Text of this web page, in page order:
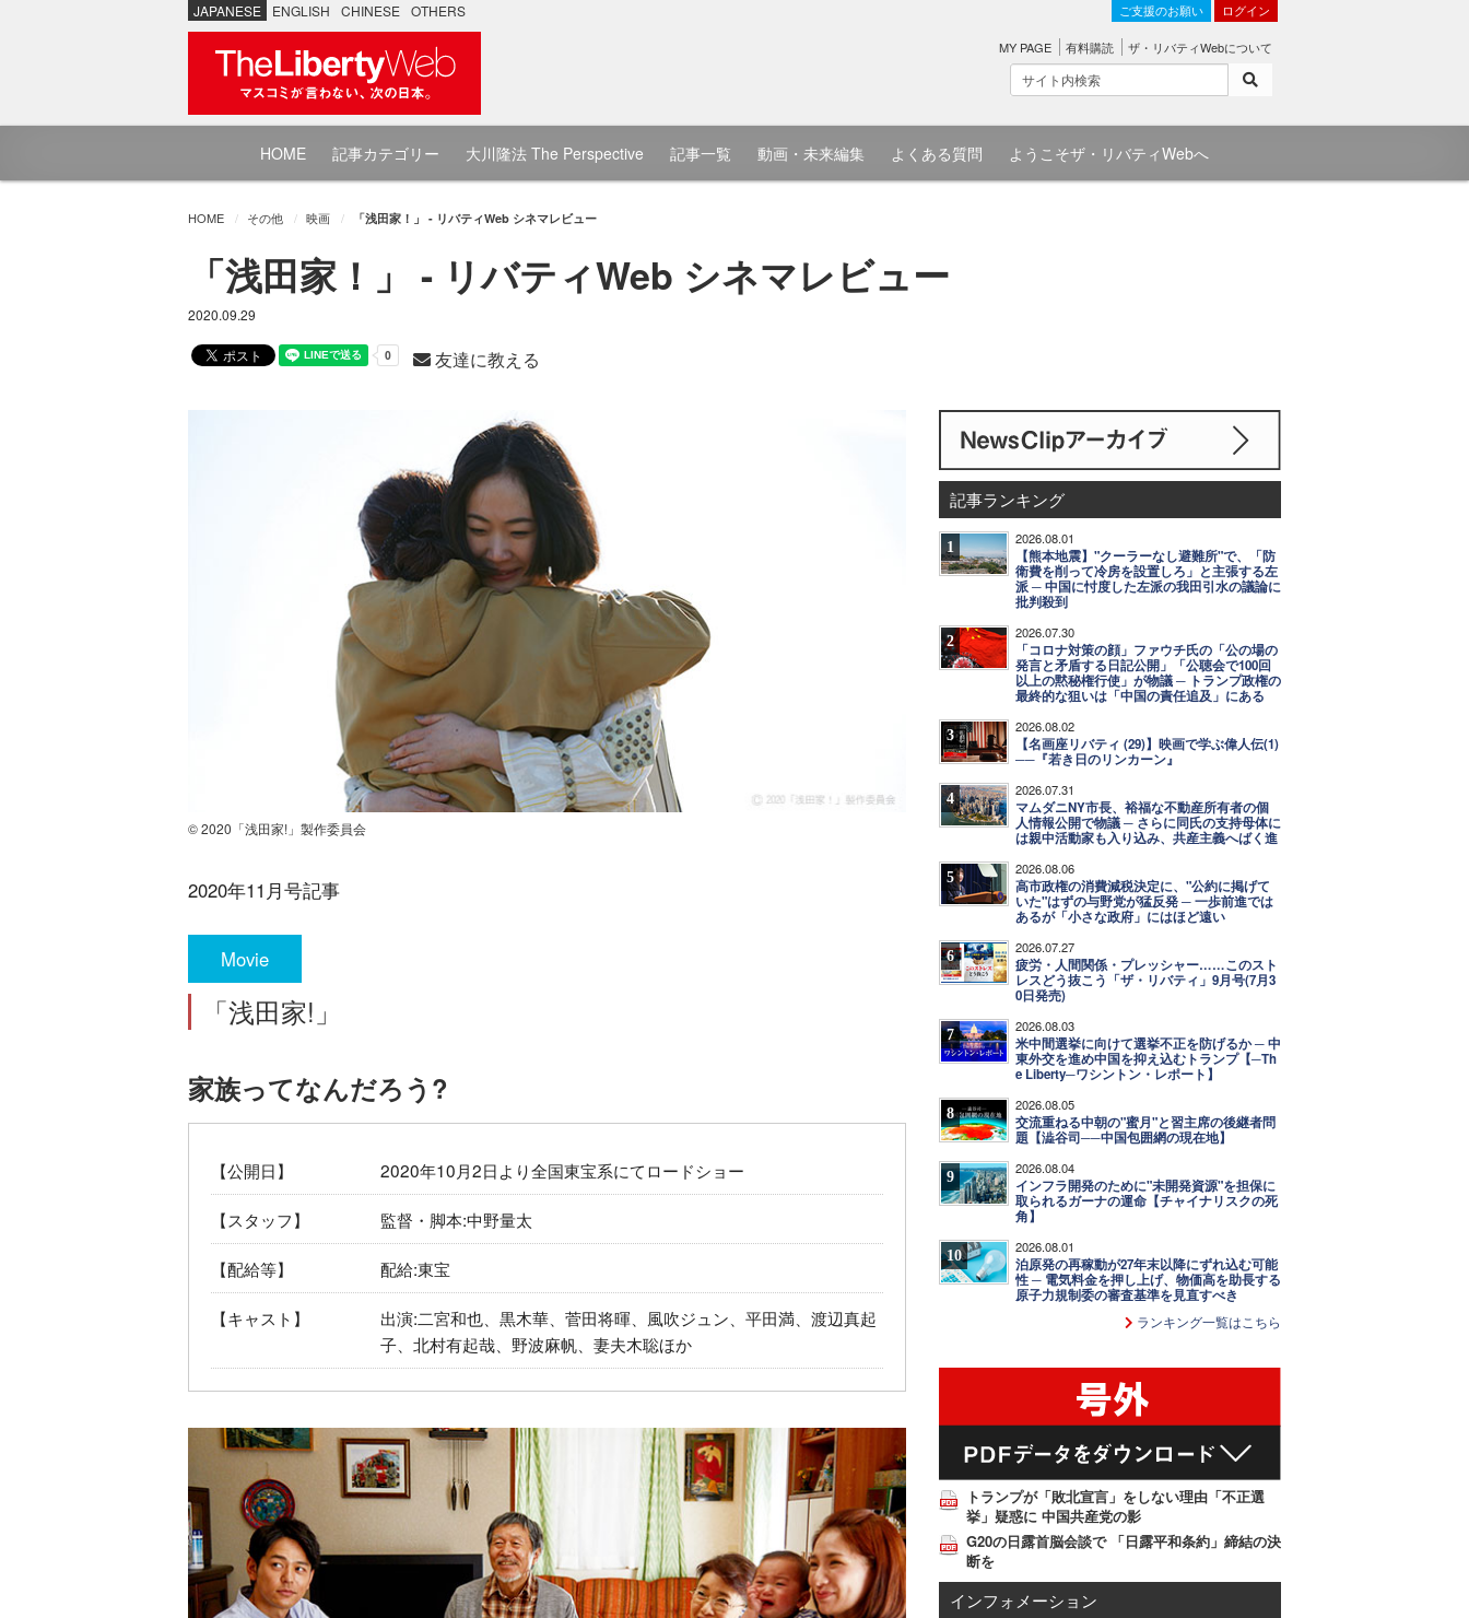
JAPANESE ENGLISH CHINESE OTHERS ご支援のお願い ログイン
MY PAGE 有料購読 ザ・リバティWebについて
HOME 記事カテゴリー 大川隆法 The Perspective 記事一覧 動画・未来編集 よくある質問 ようこそザ・リバティWebへ
HOME その他 映画 「浅田家！」 - リバティWeb シネマレビュー
「浅田家！」 - リバティWeb シネマレビュー
2020.09.29
友達に教える
© 2020「浅田家!」製作委員会
2020年11月号記事
Movie
「浅田家!」
家族ってなんだろう?
【公開日】 2020年10月2日より全国東宝系にてロードショー
【スタッフ】 監督・脚本:中野量太
【配給等】 配給:東宝
【キャスト】
出演:二宮和也、黒木華、菅田将暉、風吹ジュン、平田満、渡辺真起
子、北村有起哉、野波麻帆、妻夫木聡ほか
記事ランキング
1 2026.08.01
【熊本地震】"クーラーなし避難所"で、「防
衛費を削って冷房を設置しろ」と主張する左
派 ─ 中国に忖度した左派の我田引水の議論に
批判殺到
2 2026.07.30
「コロナ対策の顔」ファウチ氏の「公の場の
発言と矛盾する日記公開」「公聴会で100回
以上の黙秘権行使」が物議 ─ トランプ政権の
最終的な狙いは「中国の責任追及」にある
3 2026.08.02
【名画座リバティ (29)】映画で学ぶ偉人伝(1)
──『若き日のリンカーン』
4 2026.07.31
マムダニNY市長、裕福な不動産所有者の個
人情報公開で物議 ─ さらに同氏の支持母体に
は親中活動家も入り込み、共産主義へばく進
5 2026.08.06
高市政権の消費減税決定に、"公約に掲げて
いた"はずの与野党が猛反発 ─ 一歩前進では
あるが「小さな政府」にはほど遠い
6 2026.07.27
疲労・人間関係・プレッシャー……このスト
レスどう抜こう「ザ・リバティ」9月号(7月3
0日発売)
7 2026.08.03
米中間選挙に向けて選挙不正を防げるか ─ 中
東外交を進め中国を抑え込むトランプ【─Th
e Liberty─ワシントン・レポート】
8 2026.08.05
交流重ねる中朝の"蜜月"と習主席の後継者問
題【澁谷司──中国包囲網の現在地】
9 2026.08.04
インフラ開発のために"未開発資源"を担保に
取られるガーナの運命【チャイナリスクの死
角】
10 2026.08.01
泊原発の再稼動が27年末以降にずれ込む可能
性 ─ 電気料金を押し上げ、物価高を助長する
原子力規制委の審査基準を見直すべき
ランキング一覧はこちら
トランプが「敗北宣言」をしない理由「不正選
挙」疑惑に 中国共産党の影
G20の日露首脳会談で 「日露平和条約」締結の決
断を
インフォメーション